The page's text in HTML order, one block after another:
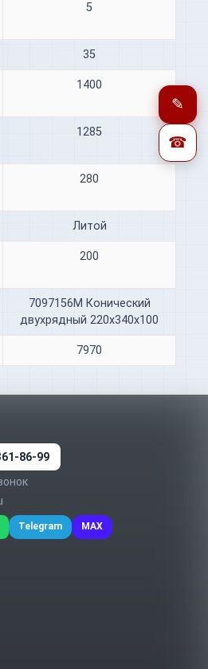
5
35
1400
1285
280
Литой
200
7097156М Конический
двухрядный 220х340х100
7970
86-99
Telegram MAX
✎
☎